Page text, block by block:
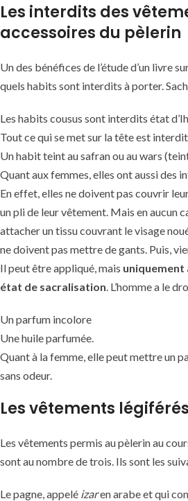
Les interdits des
accessoires du pèlerin
Un des bénéfices de l’étude d’un livre
quels habits sont interdits à porter.
Les habits cousus sont interdits état
Tout ce qui se met sur la tête est interdit
Un habit teint au safran ou au wars
Quant aux femmes, elles ont aussi des
En effet, elles ne doivent pas couvrir
un pli de leur vêtement. Mais en aucun
attacher un tissu couvrant le visage
ne doivent pas mettre de gants. Puis,
Il peut être appliqué, mais uniquement
état de sacralisation . L’homme a le
Un parfum incolore
Une huile parfumée.
Quant à la femme, elle peut mettre un
sans odeur.
Les vêtements
Les vêtements permis au pèlerin au
sont au nombre de trois. Ils sont les
Le pagne, appelé izaren arabe et qui